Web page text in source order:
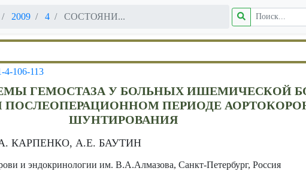
2009 4 СОСТОЯНИ...
4-106-113
ГЕМОСТАЗА У БОЛЬНЫХ ИШЕМИЧЕСКОЙ
ПОСЛЕОПЕРАЦИОННОМ ПЕРИОДЕ
ШУНТИРОВАНИЯ
КАРПЕНКО, А.Е. БАУТИН
и эндокринологии им. В.А.Алмазова, Санкт-Петербург, Россия